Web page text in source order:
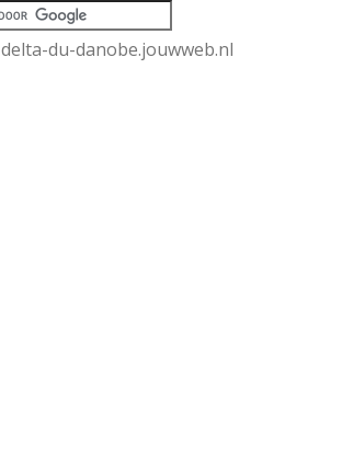
delta-du-danobe.jouwweb.nl